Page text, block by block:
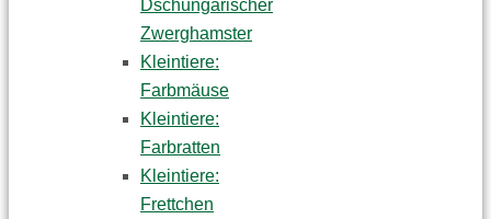
Dschungarischer
Zwerghamster
Kleintiere:
Farbmäuse
Kleintiere:
Farbratten
Kleintiere:
Frettchen